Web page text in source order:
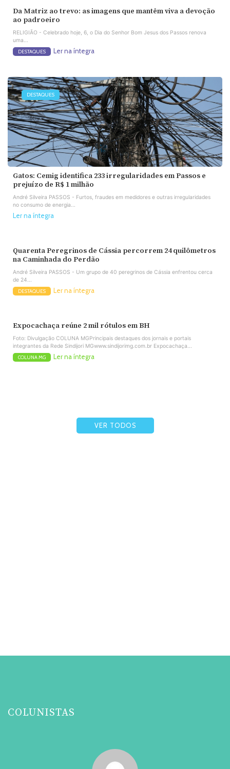
Da Matriz ao trevo: as imagens que mantêm viva a devoção
ao padroeiro
RELIGIÃO - Celebrado hoje, 6, o Dia do Senhor Bom Jesus dos Passos renova
uma...
DESTAQUES Ler na íntegra
DESTAQUES
Gatos: Cemig identifica 233 irregularidades em Passos e
prejuízo de R$ 1 milhão
André Silveira PASSOS - Furtos, fraudes em medidores e outras irregularidades
no consumo de energia...
Ler na íntegra
Quarenta Peregrinos de Cássia percorrem 24 quilômetros
na Caminhada do Perdão
André Silveira PASSOS - Um grupo de 40 peregrinos de Cássia enfrentou cerca
de 24...
DESTAQUES Ler na íntegra
Expocachaça reúne 2 mil rótulos em BH
Foto: Divulgação COLUNA MGPrincipais destaques dos jornais e portais
integrantes da Rede Sindijori MGwww.sindijorimg.com.br Expocachaça...
COLUNA MG Ler na íntegra
VER TODOS
COLUNISTAS